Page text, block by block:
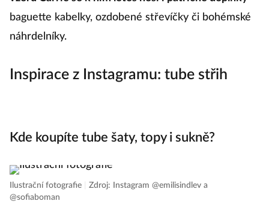
baguette kabelky, ozdobené střevíčky či bohémské
náhrdelníky.
Inspirace z Instagramu: tube střih
Kde koupíte tube šaty, topy i sukně?
Ilustrační fotografie
Zdroj: Instagram @emilisindlev a
@sofiaboman